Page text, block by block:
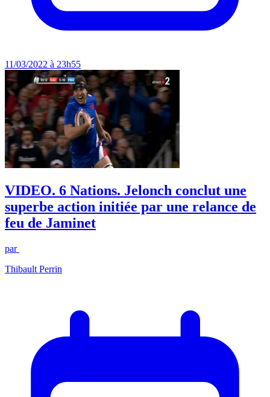
11/03/2022 à 23h55
VIDEO. 6 Nations. Jelonch conclut une
superbe action initiée par une relance de
feu de Jaminet
par
Thibault Perrin